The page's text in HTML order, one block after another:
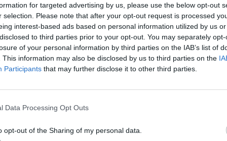
for targeted advertising by us, please use the below opt-out
selection. Please note that after your opt-out request is processed
interest-based ads based on personal information utilized by us
to third parties prior to your opt-out. You may separately
of your personal information by third parties on the IAB’s list of
This information may also be disclosed by us to third parties on the
Participants that may further disclose it to other third parties.
Data Processing Opt Outs
opt-out of the Sharing of my personal data.
παλιού Χόλιγουντ της τουαλέτας της, η J.Law
μπούκλες με μια χωρίστρα στο
μπρονζέ δέρμα και ένα γυαλιστερό ροζ